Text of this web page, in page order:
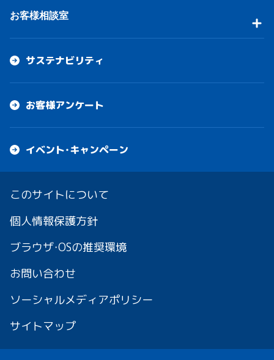
お客様相談室
サステナビリティ
お客様アンケート
イベント・キャンペーン
このサイトについて
個人情報保護方針
ブラウザ・OSの推奨環境
お問い合わせ
ソーシャルメディアポリシー
サイトマップ